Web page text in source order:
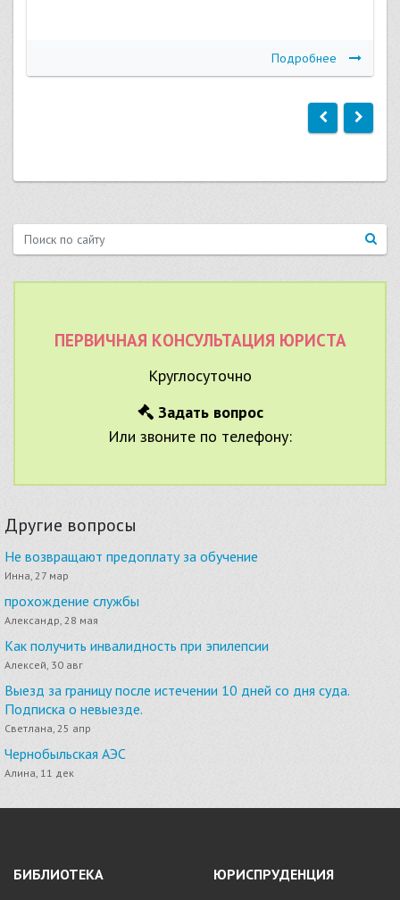
Подробнее
ПЕРВИЧНАЯ КОНСУЛЬТАЦИЯ ЮРИСТА
Круглосуточно
Задать вопрос
Или звоните по телефону:
Другие вопросы
Не возвращают предоплату за обучение
Инна, 27 мар
прохождение службы
Александр, 28 мая
Как получить инвалидность при эпилепсии
Алексей, 30 авг
Выезд за границу после истечении 10 дней со дня суда.
Подписка о невыезде.
Светлана, 25 апр
Чернобыльская АЭС
Алина, 11 дек
БИБЛИОТЕКА ЮРИСПРУДЕНЦИЯ